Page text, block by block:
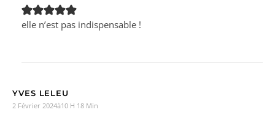
elle n’est pas indispensable !
YVES LELEU
2 Février 2024à10 H 18 Min